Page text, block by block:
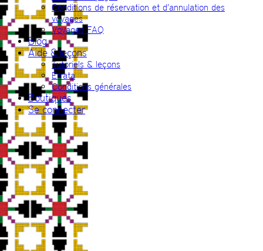
Conditions de réservation et d’annulation des
voyages
Voyages FAQ
Blog
Aide & leçons
Tutoriels & leçons
Errata
Conditions générales
Boutiques
Se connecter